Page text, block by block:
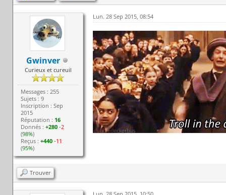
Gwinver
Curieux et cureuil
Messages : 255
Sujets : 9
Inscription : Sep
2015
Réputation : 16
Donnés :+280 -2
(98%)
Reçus :+440 -11
(95%)
Lun. 28 Sep 2015, 08:54
Trouver